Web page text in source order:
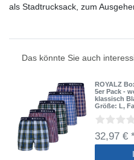
als Stadtrucksack, zum
Das könnte Sie auch
ROYALZ
5er Pack -
klassisch
Größe: L,
32,97 €